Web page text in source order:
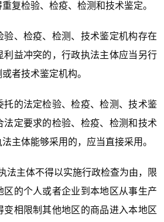
复检验、检疫、检测和技术鉴定。
、检疫、检测、技术鉴定机构存在
利益冲突的，行政执法主体应当另行
者技术鉴定机构。
的法定检验、检疫、检测、技术鉴
法定要求的检验、检疫、检测和技术
主体能够采用的，应当直接采用。
法主体不得以实施行政检查为由，限
区的个人或者企业到本地区从事生产
变相限制其他地区的商品进入本地区